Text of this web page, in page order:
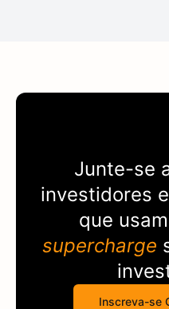
Junte-se
investidores
que
supercharge
Inscreva-se